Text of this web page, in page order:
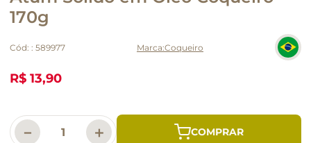
170g
Cód: : 589977 Coqueiro
R$ 13,90
＋
－